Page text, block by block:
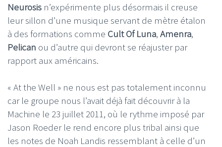
Neurosis n’expérimente plus désormais il creuse
leur sillon d’une musique servant de mètre étalon
à des formations comme Cult Of Luna, Amenra,
Pelican ou d’autre qui devront se réajuster par
rapport aux américains.
« At the Well » ne nous est pas totalement inconnu
car le groupe nous l’avait déjà fait découvrir à la
Machine le 23 juillet 2011, où le rythme imposé par
Jason Roeder le rend encore plus tribal ainsi que
les notes de Noah Landis ressemblant à celle d’un